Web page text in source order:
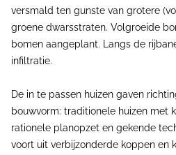
versmald ten gunste van grotere
groene dwarsstraten. Volgroeide
bomen aangeplant. Langs de
infiltratie.
De in te passen huizen gaven
bouwvorm: traditionele huizen met
rationele planopzet en gekende
voort uit verbijzonderde koppen en